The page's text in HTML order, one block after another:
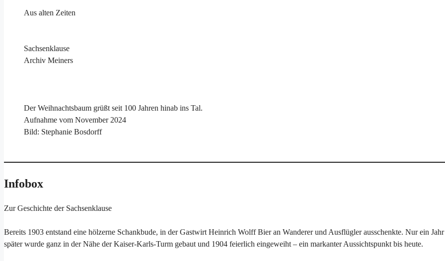
Aus alten Zeiten
Sachsenklause
Archiv Meiners
Der Weihnachtsbaum grüßt seit 100 Jahren hinab ins Tal.
Aufnahme vom November 2024
Bild: Stephanie Bosdorff
Infobox
Zur Geschichte der Sachsenklause
Bereits 1903 entstand eine hölzerne Schankbude, in der Gastwirt Heinrich Wolff Bier an Wanderer und Ausflügler ausschenkte. Nur ein Jahr
später wurde ganz in der Nähe der Kaiser-Karls-Turm gebaut und 1904 feierlich eingeweiht – ein markanter Aussichtspunkt bis heute.